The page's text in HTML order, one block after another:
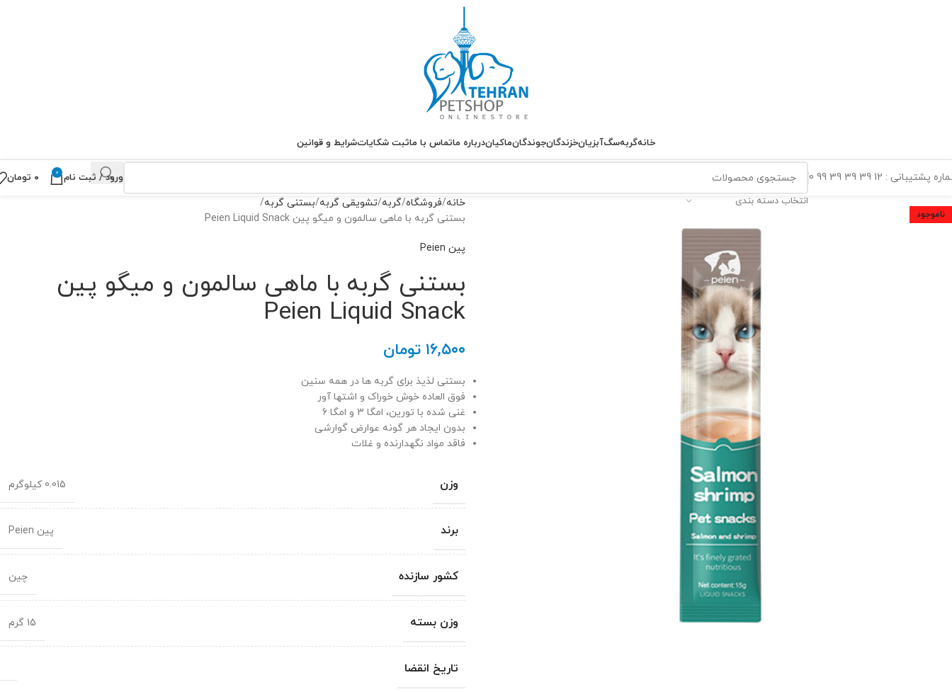
خانهگربهسگآبزیانخزندگانجوندگانماکیاندرباره ماتماس با ماثبت شکایاتشرایط و قوانین
پشتیبانی : 12 39 39 39 99 0
انتخاب دسته بندی
ورود / ثبت نام 0 ۰ تومان
ناموجود
خانه فروشگاه گربه تشویقی گربه بستنی گربه
بستنی گربه با ماهی سالمون و میگو پین Peien Liquid Snack
پین Peien
بستنی گربه با ماهی سالمون و میگو پین
Peien Liquid Snack
۱۶,۵۰۰ تومان
بستنی لذیذ برای گربه ها در همه سنین
فوق العاده خوش خوراک و اشتها آور
غنی شده با تورین، امگا 3 و امگا 6
بدون ایجاد هر گونه عوارض گوارشی
فاقد مواد نگهدارنده و غلات
وزن 0.015 کیلوگرم
برند پین Peien
کشور سازنده چین
وزن بسته 15 گرم
تاریخ انقضا